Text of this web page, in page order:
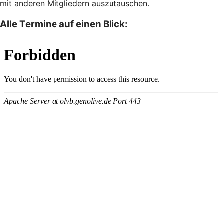
mit anderen Mitgliedern auszutauschen.
Alle Termine auf einen Blick: